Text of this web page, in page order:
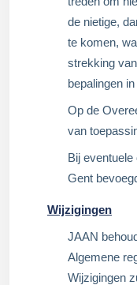
de nietige,
te komen,
strekking
bepalingen
Op de
van
Bij
Gent
Wijzigingen
JAAN
Algemene
Wijzigingen